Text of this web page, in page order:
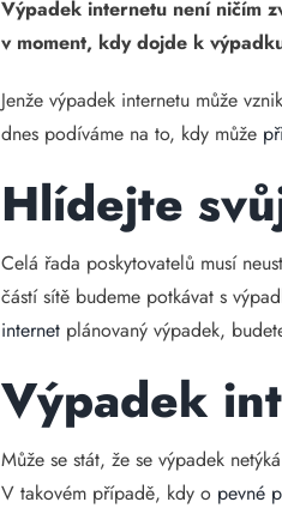
Výpadek internetu není ničím
v moment, kdy dojde k
Jenže výpadek internetu může
dnes podíváme na to, kdy může
Hlídejte
Celá řada poskytovatelů musí
částí sítě budeme potkávat s
internet plánovaný výpadek,
Výpadek
Může se stát, že se výpadek
V takovém případě, kdy o pevné